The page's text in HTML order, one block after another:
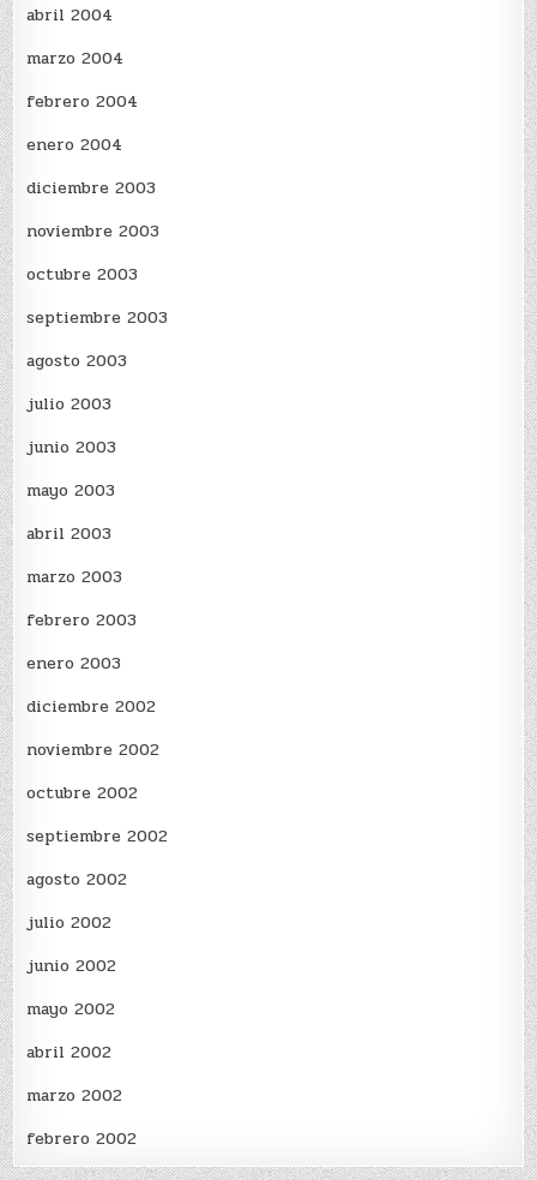
abril 2004
marzo 2004
febrero 2004
enero 2004
diciembre 2003
noviembre 2003
octubre 2003
septiembre 2003
agosto 2003
julio 2003
junio 2003
mayo 2003
abril 2003
marzo 2003
febrero 2003
enero 2003
diciembre 2002
noviembre 2002
octubre 2002
septiembre 2002
agosto 2002
julio 2002
junio 2002
mayo 2002
abril 2002
marzo 2002
febrero 2002